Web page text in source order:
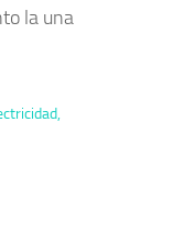
la una